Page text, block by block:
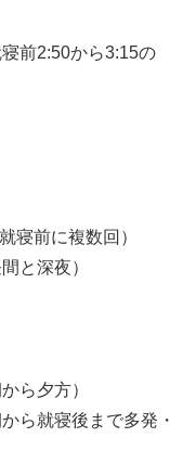
寝前2:50から3:15の
寝前に複数回）
と深夜）
ら夕方）
から就寝後まで多発・